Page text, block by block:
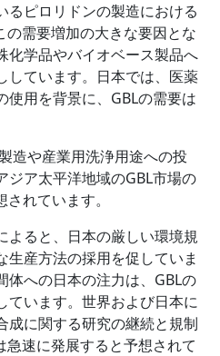
るピロリドンの製造における
の需要増加の大きな要因とな
化学品やバイオベース製品へ
しています。日本では、医薬
使用を背景に、GBLの需要は
造や産業用洗浄用途への投
ジア太平洋地域のGBL市場の
れています。
よると、日本の厳しい環境規
産方法の採用を促していま
体への日本の注力は、GBLの
ています。世界および日本に
成に関する研究の継続と規制
速に発展すると予想されて